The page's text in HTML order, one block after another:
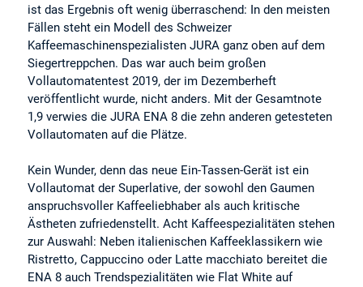
ist das Ergebnis oft wenig überraschend: In den meisten
Fällen steht ein Modell des Schweizer
Kaffeemaschinenspezialisten JURA ganz oben auf dem
Siegertreppchen. Das war auch beim großen
Vollautomatentest 2019, der im Dezemberheft
veröffentlicht wurde, nicht anders. Mit der Gesamtnote
1,9 verwies die JURA ENA 8 die zehn anderen getesteten
Vollautomaten auf die Plätze.
Kein Wunder, denn das neue Ein-Tassen-Gerät ist ein
Vollautomat der Superlative, der sowohl den Gaumen
anspruchsvoller Kaffeeliebhaber als auch kritische
Ästheten zufriedenstellt. Acht Kaffeespezialitäten stehen
zur Auswahl: Neben italienischen Kaffeeklassikern wie
Ristretto, Cappuccino oder Latte macchiato bereitet die
ENA 8 auch Trendspezialitäten wie Flat White auf